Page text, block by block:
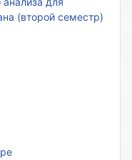
(второй семестр)